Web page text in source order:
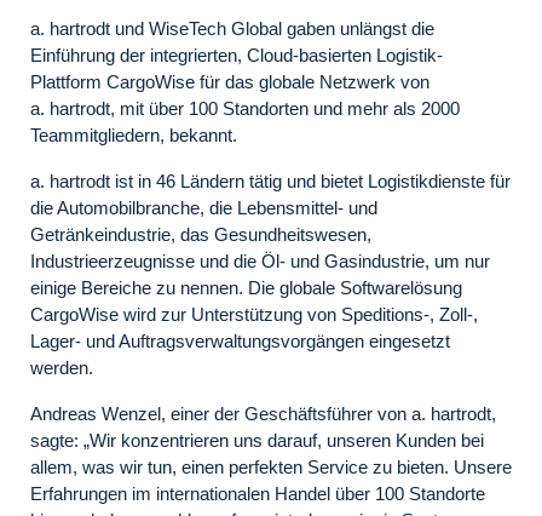
a. hartrodt und WiseTech Global gaben unlängst die
Einführung der integrierten, Cloud-basierten Logistik-
Plattform CargoWise für das globale Netzwerk von
a. hartrodt, mit über 100 Standorten und mehr als 2000
Teammitgliedern, bekannt.
a. hartrodt ist in 46 Ländern tätig und bietet Logistikdienste für
die Automobilbranche, die Lebensmittel- und
Getränkeindustrie, das Gesundheitswesen,
Industrieerzeugnisse und die Öl- und Gasindustrie, um nur
einige Bereiche zu nennen. Die globale Softwarelösung
CargoWise wird zur Unterstützung von Speditions-, Zoll-,
Lager- und Auftragsverwaltungsvorgängen eingesetzt
werden.
Andreas Wenzel, einer der Geschäftsführer von a. hartrodt,
sagte: „Wir konzentrieren uns darauf, unseren Kunden bei
allem, was wir tun, einen perfekten Service zu bieten. Unsere
Erfahrungen im internationalen Handel über 100 Standorte